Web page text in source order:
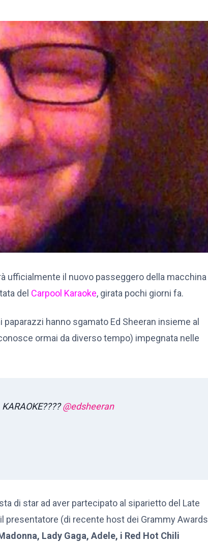
ufficialmente il nuovo passeggero della macchina
del Carpool Karaoke, girata pochi giorni fa.
hanno sgamato Ed Sheeran insieme al
ormai da diverso tempo) impegnata nelle
KARAOKE????@edsheeran
di star ad aver partecipato al siparietto del Late
presentatore (di recente host dei Grammy Awards
Lady Gaga, Adele, i Red Hot Chili